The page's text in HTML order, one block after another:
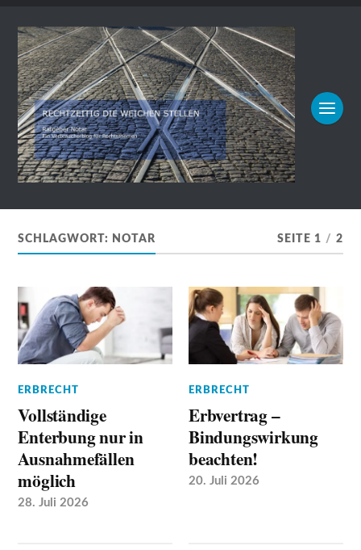
SCHLAGWORT: NOTAR SEITE 1 / 2
ERBRECHT
Vollständige
Enterbung nur in
Ausnahmefällen
möglich
28. Juli 2026
ERBRECHT
Erbvertrag –
Bindungswirkung
beachten!
20. Juli 2026